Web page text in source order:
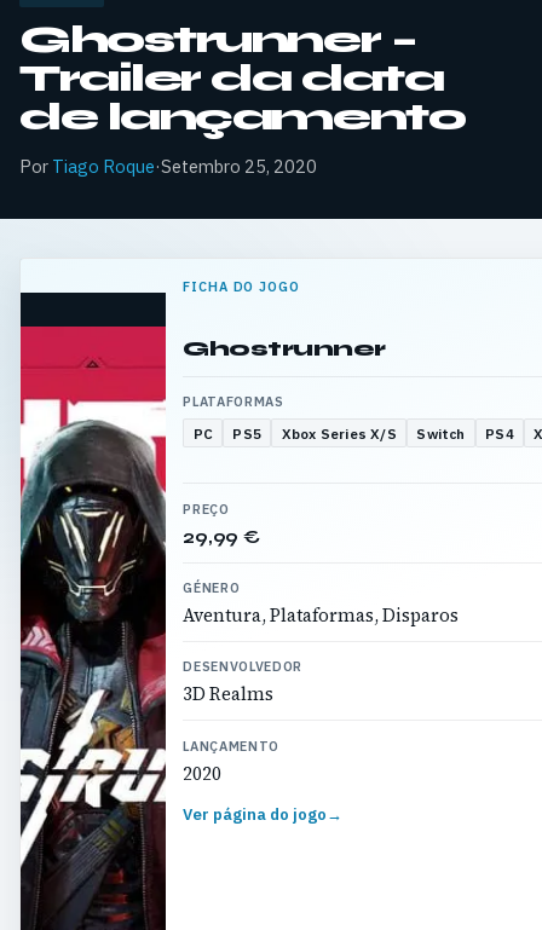
Ghostrunner –
Trailer da data
de lançamento
Por Tiago Roque·Setembro 25, 2020
FICHA DO JOGO
Ghostrunner
PLATAFORMAS
PC PS5 Xbox Series X/S Switch PS4
PREÇO
29,99 €
GÉNERO
Aventura, Plataformas, Disparos
DESENVOLVEDOR
3D Realms
LANÇAMENTO
2020
Ver página do jogo→